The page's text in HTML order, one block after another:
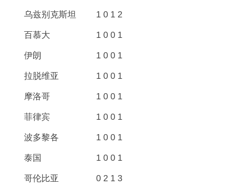
乌兹别克斯坦 1 0 1 2
百慕大 1 0 0 1
伊朗 1 0 0 1
拉脱维亚 1 0 0 1
摩洛哥 1 0 0 1
菲律宾 1 0 0 1
波多黎各 1 0 0 1
泰国 1 0 0 1
哥伦比亚 0 2 1 3